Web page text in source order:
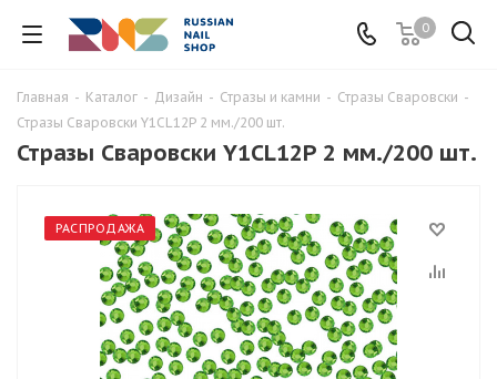
0
Главная - Каталог - Дизайн - Стразы и камни - Стразы Сваровски -
Стразы Сваровски Y1CL12P 2 мм./200 шт.
Стразы Сваровски Y1CL12P 2 мм./200 шт.
РАСПРОДАЖА